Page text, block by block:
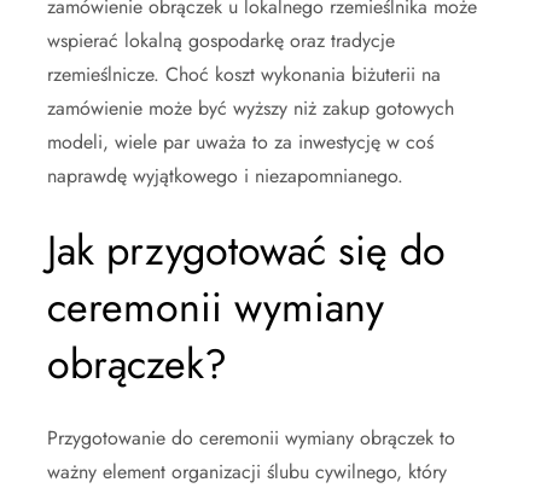
zamówienie obrączek u lokalnego rzemieślnika może
wspierać lokalną gospodarkę oraz tradycje
rzemieślnicze. Choć koszt wykonania biżuterii na
zamówienie może być wyższy niż zakup gotowych
modeli, wiele par uważa to za inwestycję w coś
naprawdę wyjątkowego i niezapomnianego.
Jak przygotować się do
ceremonii wymiany
obrączek?
Przygotowanie do ceremonii wymiany obrączek to
ważny element organizacji ślubu cywilnego, który